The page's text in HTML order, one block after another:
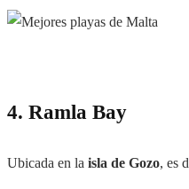
4. Ramla Bay
Ubicada en la isla de Gozo, es